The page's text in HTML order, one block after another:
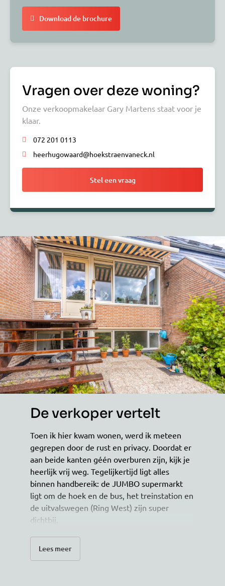
Download de brochure
Vragen over deze woning?
Onze verkoopmakelaar Gary Martens staat voor je
klaar.
072 201 0113
heerhugowaard@hoekstraenvaneck.nl
Stel een vraag
De verkoper vertelt
Toen ik hier kwam wonen, werd ik meteen
gegrepen door de rust en privacy. Doordat er
aan beide kanten géén overburen zijn, kijk je
heerlijk vrij weg. Tegelijkertijd ligt alles
binnen handbereik: de JUMBO supermarkt
ligt om de hoek en de bus, het treinstation en
de uitvalswegen (Ring West) zijn super
dichtbij.
Het huis is in 2016 grondig gerenoveerd en
daarna perfect onderhouden. De buitenzijde
is nagenoeg onderhoudsvrij dankzij de Keralit
Lees meer